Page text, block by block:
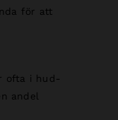
för att
ofta i hud-
andel